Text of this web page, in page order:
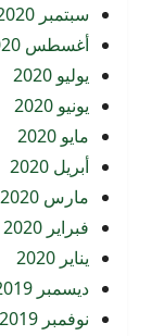
سبتمبر 2020
أغسطس 2020
يوليو 2020
يونيو 2020
مايو 2020
أبريل 2020
مارس 2020
فبراير 2020
يناير 2020
ديسمبر 2019
نوفمبر 2019